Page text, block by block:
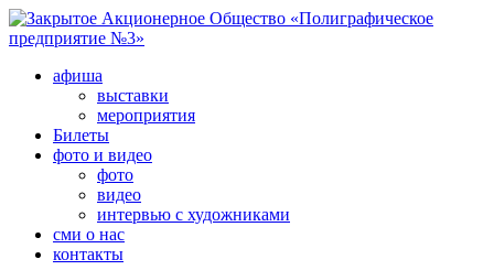
афиша
выставки
мероприятия
Билеты
фото и видео
фото
видео
интервью с художниками
сми о нас
контакты